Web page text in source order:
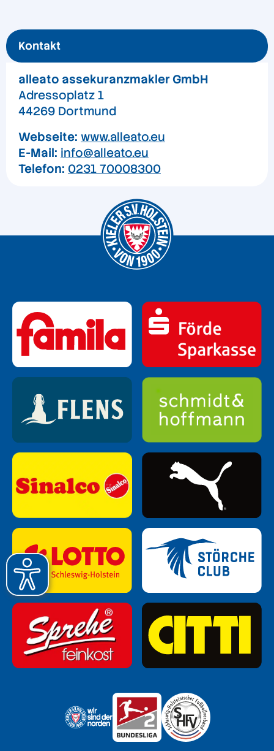
Kontakt
alleato assekuranzmakler GmbH
Adressoplatz 1
44269 Dortmund
Webseite: www.alleato.eu
E-Mail: info@alleato.eu
Telefon: 0231 70008300